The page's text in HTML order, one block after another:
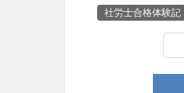
社労士合格体験記